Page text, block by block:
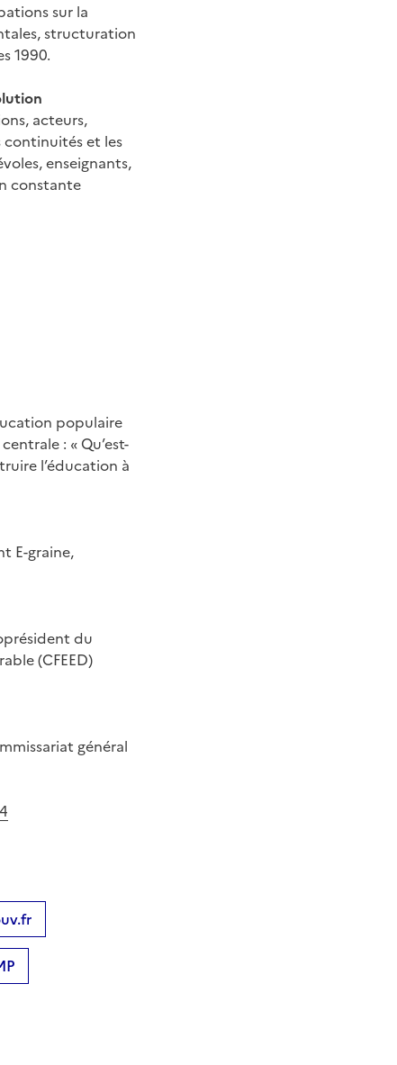
sur la
structuration
1990.
acteurs,
continuités et les
enseignants,
constante
populaire
: « Qu’est-
l’éducation à
E-graine,
du
(CFEED)
général